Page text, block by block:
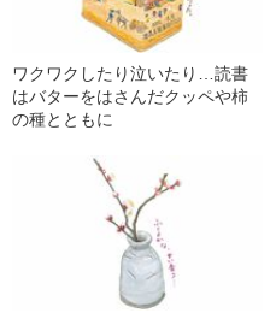
ワクワクしたり泣いたり…読書
はバターをはさんだクッペや柿
の種とともに